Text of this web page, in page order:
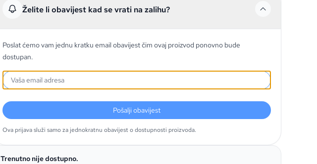
Želite li obavijest kad se vrati na zalihu?
Poslat ćemo vam jednu kratku email obavijest čim ovaj proizvod ponovno bude
dostupan.
Pošalji obavijest
Ova prijava služi samo za jednokratnu obavijest o dostupnosti proizvoda.
Trenutno nije dostupno.